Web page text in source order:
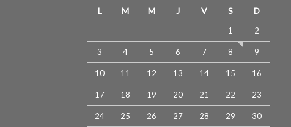
L M M J V S D
1 2
3 4 5 6 7 8 9
10 11 12 13 14 15 16
17 18 19 20 21 22 23
24 25 26 27 28 29 30